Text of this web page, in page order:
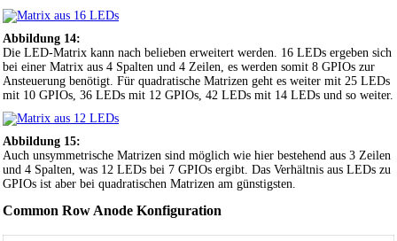
Abbildung 14:
Die LED-Matrix kann nach belieben erweitert werden. 16 LEDs ergeben sich
bei einer Matrix aus 4 Spalten und 4 Zeilen, es werden somit 8 GPIOs zur
Ansteuerung benötigt. Für quadratische Matrizen geht es weiter mit 25 LEDs
mit 10 GPIOs, 36 LEDs mit 12 GPIOs, 42 LEDs mit 14 LEDs und so weiter.
Abbildung 15:
Auch unsymmetrische Matrizen sind möglich wie hier bestehend aus 3 Zeilen
und 4 Spalten, was 12 LEDs bei 7 GPIOs ergibt. Das Verhältnis aus LEDs zu
GPIOs ist aber bei quadratischen Matrizen am günstigsten.
Common Row Anode Konfiguration